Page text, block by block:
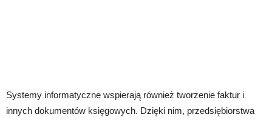
Systemy informatyczne wspierają również tworzenie faktur i
innych dokumentów księgowych. Dzięki nim, przedsiębiorstwa